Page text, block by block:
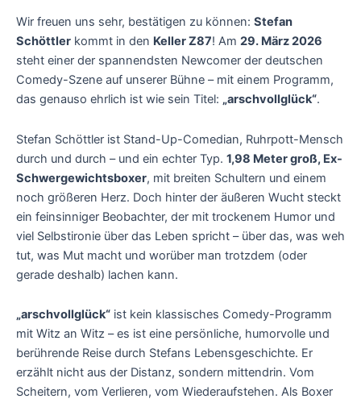
Wir freuen uns sehr, bestätigen zu können: Stefan
Schöttler kommt in den Keller Z87! Am 29. März 2026
steht einer der spannendsten Newcomer der deutschen
Comedy-Szene auf unserer Bühne – mit einem Programm,
das genauso ehrlich ist wie sein Titel: „arschvollglück“.
Stefan Schöttler ist Stand-Up-Comedian, Ruhrpott-Mensch
durch und durch – und ein echter Typ. 1,98 Meter groß, Ex-
Schwergewichtsboxer, mit breiten Schultern und einem
noch größeren Herz. Doch hinter der äußeren Wucht steckt
ein feinsinniger Beobachter, der mit trockenem Humor und
viel Selbstironie über das Leben spricht – über das, was weh
tut, was Mut macht und worüber man trotzdem (oder
gerade deshalb) lachen kann.
„arschvollglück“ ist kein klassisches Comedy-Programm
mit Witz an Witz – es ist eine persönliche, humorvolle und
berührende Reise durch Stefans Lebensgeschichte. Er
erzählt nicht aus der Distanz, sondern mittendrin. Vom
Scheitern, vom Verlieren, vom Wiederaufstehen. Als Boxer